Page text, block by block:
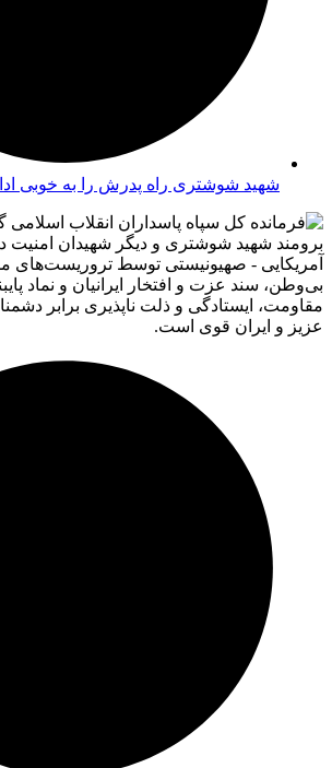
شهید شوشتری راه پدرش را به خوبی